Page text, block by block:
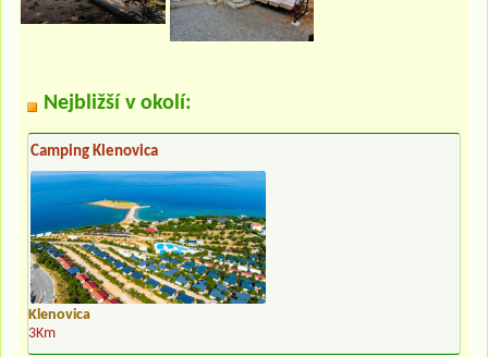
Nejbližší v okolí:
Camping Klenovica
Klenovica
3Km